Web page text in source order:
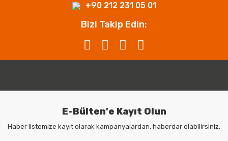
+90 212 231 05 01
Bizi Takip Edin:
E-Bülten'e Kayıt Olun
Haber listemize kayıt olarak kampanyalardan, haberdar olabilirsiniz.